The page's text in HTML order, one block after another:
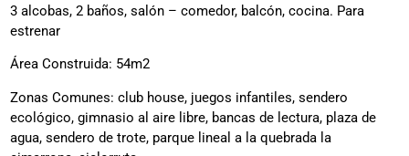
3 alcobas, 2 baños, salón – comedor, balcón, cocina. Para
estrenar
Área Construida: 54m2
Zonas Comunes: club house, juegos infantiles, sendero
ecológico, gimnasio al aire libre, bancas de lectura, plaza de
agua, sendero de trote, parque lineal a la quebrada la